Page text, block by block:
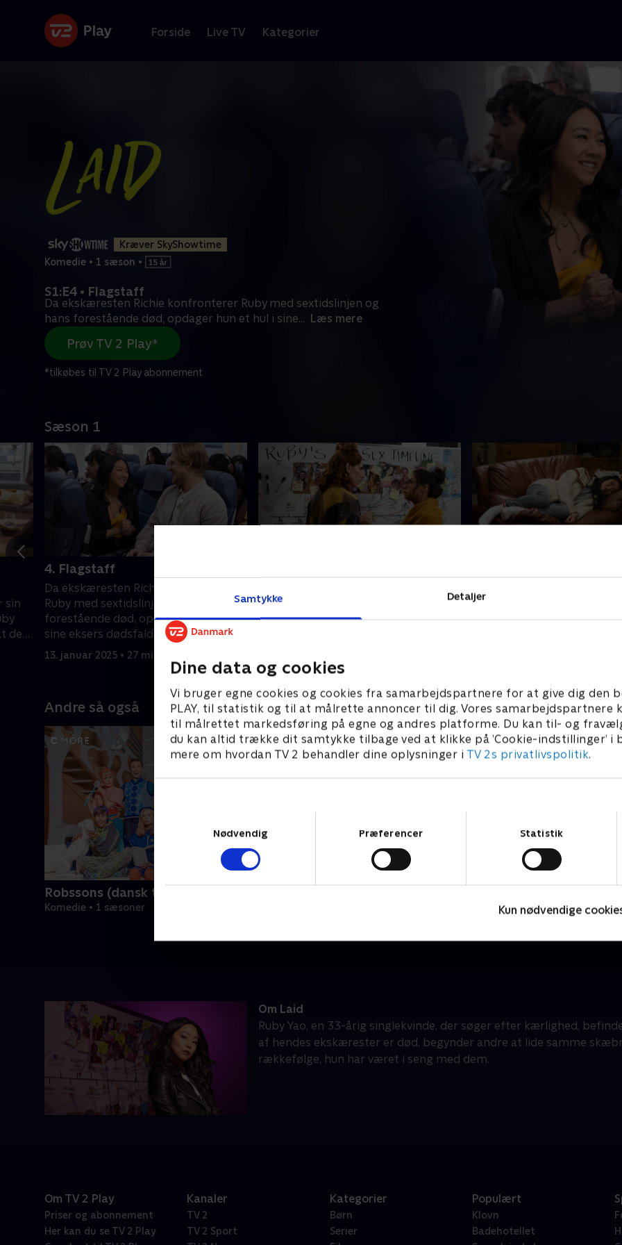
Samtykke Detaljer
Dine data og cookies
Vi bruger egne cookies og cookies fra samarbejdspartnere for at give dig den
PLAY, til statistik og til at målrette annoncer til dig. Vores samarbejdspartnere
til målrettet markedsføring på egne og andres platforme. Du kan til- og
du kan altid trække dit samtykke tilbage ved at klikke på ’Cookie-indstillinger’ i
mere om hvordan TV 2 behandler dine oplysninger i TV 2s privatlivspolitik.
Nødvendig
Præferencer Statistik
Kun nødvendige
Forside Live TV Kategorier
Kræver SkyShowtime
Komedie • 1 sæson •
S1:E4 • Flagstaff
Da ekskæresten Richie konfronterer Ruby med sextidslinjen og
hans forestående død, opdager hun et hul i sine... Læs mere
Prøv TV 2 Play*
*tilkøbes til TV 2 Play abonnement
Sæson 1
sin
de
4. Flagstaff
Da ekskæresten Richie konfronterer
Ruby med sextidslinjen og hans
forestående død, opdager hun et hul i
sine eksers dødsfaldsmønster
13. januar 2025 • 27 min
hendes terapeut foreslår, at hun
tager en pause fra romantikken, viser
Ruby genoptager kontakten
Andre så også
Robssons (dansk tale)
Komedie • 1 sæsoner
Om Laid
Ruby Yao, en 33-årig singlekvinde, der søger efter kærlighed,
af hendes ekskærester er død, begynder andre at lide samme
rækkefølge, hun har været i seng med dem.
Om TV 2 Play
Priser og abonnement
Her kan du se TV 2 Play
Kanaler
TV 2
TV 2 Sport
Kategorier
Børn
Serier
Populært
Klovn
Badehotellet